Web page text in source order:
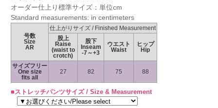
オーダー仕上り標準サイズ：単位cm
Standard measurements: in centimeters
号数
Size
AR
仕上がりサイズ / Finished Measurement
股上
Raise
(waist to
crotch)
股下
Inseam
-7～+3
ウエスト
Waist
ヒップ
Hip
サイズフリー
One size
fits all
27 82 75 88
■ストレッチパンツサイズ / Size & Measurement